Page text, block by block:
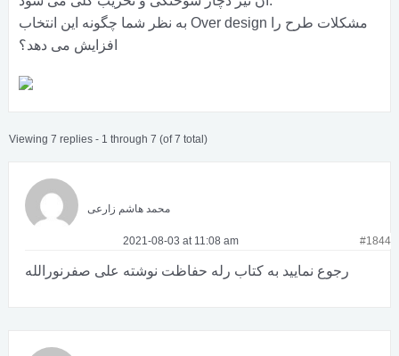
به نظر شما چگونه این انتخاب Over design مشکلات طرح را
افزایش می دهد؟
Viewing 7 replies - 1 through 7 (of 7 total)
2021-08-03 at 11:08 am #1827
محمد هاشم زارعی
رجوع نمایید به کتاب رله حفاظت نوشته علی صفرنورالله
2021-08-03 at 11:08 am #1837
2021-08-03 at 11:08 am #1839
2021-08-03 at 11:08 am #1841
2021-08-03 at 11:08 am #1842
2021-08-03 at 11:08 am #1843
2021-08-03 at 11:08 am #1844